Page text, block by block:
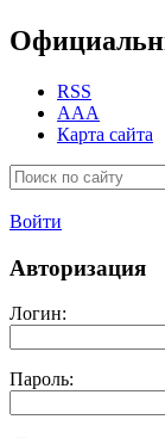
RSS
AAA
Карта сайта
Войти
Авторизация
Логин:
Пароль: